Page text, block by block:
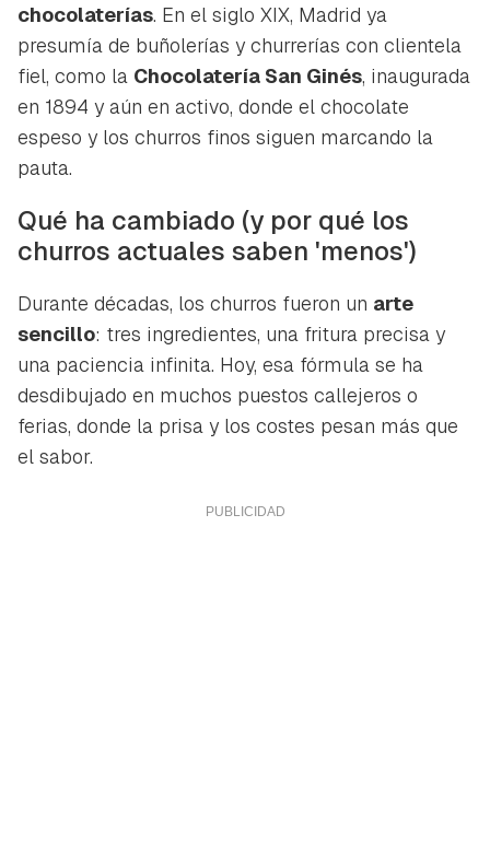
chocolaterías. En el siglo XIX, Madrid ya
presumía de buñolerías y churrerías con clientela
fiel, como la Chocolatería San Ginés, inaugurada
en 1894 y aún en activo, donde el chocolate
espeso y los churros finos siguen marcando la
pauta.
Qué ha cambiado (y por qué los
churros actuales saben 'menos')
Durante décadas, los churros fueron un arte
sencillo: tres ingredientes, una fritura precisa y
una paciencia infinita. Hoy, esa fórmula se ha
desdibujado en muchos puestos callejeros o
ferias, donde la prisa y los costes pesan más que
el sabor.